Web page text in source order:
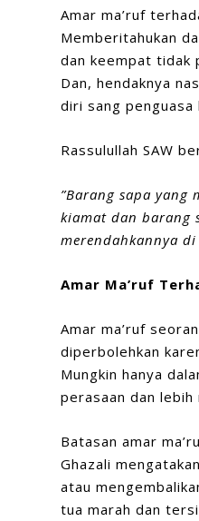
Amar ma’ruf
Memberitahukan
dan keempat tidak
Dan, hendaknya
diri sang
Rassulullah SAW
”Barang sapa yang
kiamat dan barang
merendahkannya
Amar Ma’ruf
Amar ma’ruf
diperbolehkan
Mungkin hanya
perasaan dan
Batasan amar
Ghazali
atau
tua marah dan